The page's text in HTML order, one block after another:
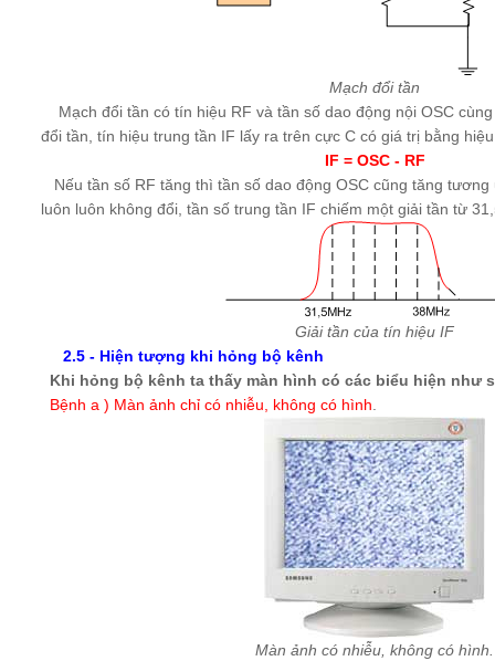
Mạch đổi tần
Mạch đổi tần có tín hiệu RF và tần số dao động nội OSC
đổi tần, tín hiệu trung tần IF lấy ra trên cực C có giá trị bằng
IF = OSC - RF
Nếu tần số RF tăng thì tần số dao động OSC cũng tăng
luôn luôn không đổi, tần số trung tần IF chiếm một giải tần từ
Giải tần của tín hiệu IF
2.5 - Hiện tượng khi hỏng bộ kênh
Khi hỏng bộ kênh ta thấy màn hình có các biểu hiện như
Bệnh a ) Màn ảnh chỉ có nhiễu, không có hình.
Màn ảnh có nhiễu, không có hình.